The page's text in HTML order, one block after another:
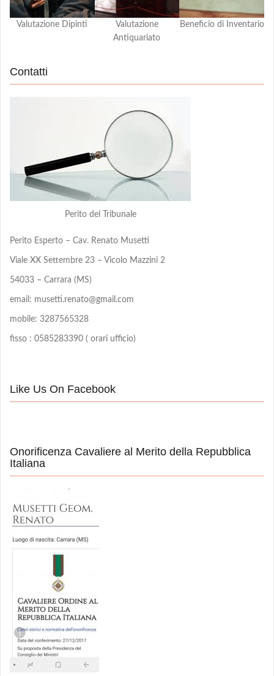
Valutazione Dipinti
Valutazione
Antiquariato
Beneficio di Inventario
Contatti
Perito del Tribunale
Perito Esperto – Cav. Renato Musetti
Viale XX Settembre 23 – Vicolo Mazzini 2
54033 – Carrara (MS)
email: musetti.renato@gmail.com
mobile: 3287565328
fisso : 0585283390 ( orari ufficio)
Like Us On Facebook
Onorificenza Cavaliere al Merito della Repubblica
Italiana